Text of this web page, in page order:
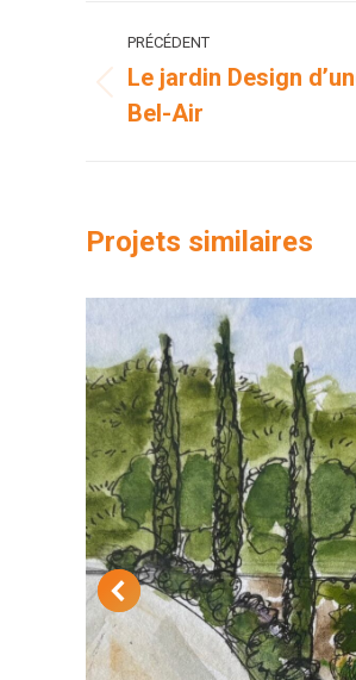
Navigation
de
commentaire
PRÉCÉDENT
Onglet
précédent
Le jardin Design
Bel-Air
Projets similaires